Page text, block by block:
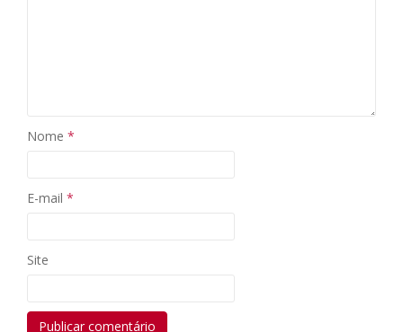
Nome *
E-mail *
Site